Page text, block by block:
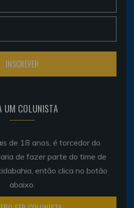
UM COLUNISTA
de 18 anos, é torcedor do
de fazer parte do time de
então clica no botão
abaixo.